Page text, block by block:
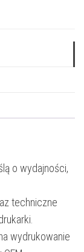
o wydajności,
techniczne
wydrukowanie